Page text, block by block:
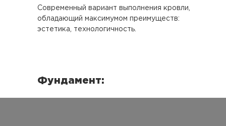
Современный вариант выполнения кровли,
обладающий максимумом преимуществ:
эстетика, технологичность.
Фундамент: